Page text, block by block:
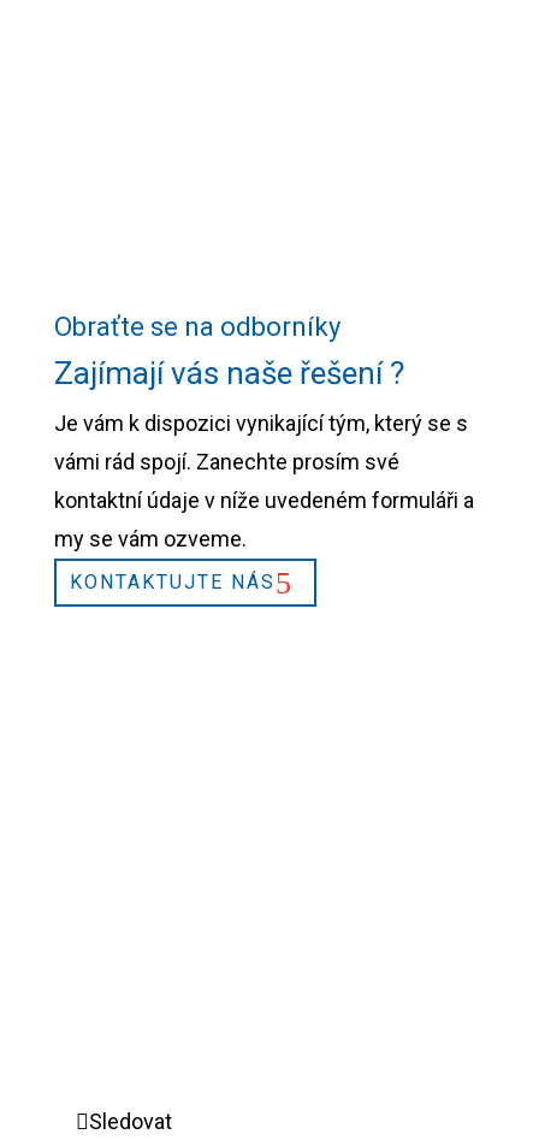
Obraťte se na odborníky
Zajímají vás naše řešení ?
Je vám k dispozici vynikající tým, který se s
vámi rád spojí. Zanechte prosím své
kontaktní údaje v níže uvedeném formuláři a
my se vám ozveme.
KONTAKTUJTE NÁS
Sledovat